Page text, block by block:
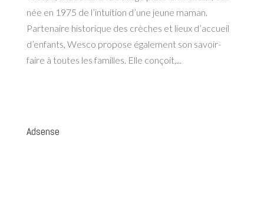
née en 1975 de l’intuition d’une jeune maman.
Partenaire historique des crèches et lieux d’accueil
d’enfants, Wesco propose également son savoir-
faire à toutes les familles. Elle conçoit,...
Adsense